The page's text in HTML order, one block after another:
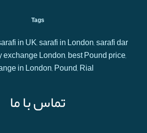
Tags
in UK, sarafi in London, sarafi dar
exchange London, best Pound price,
in London, Pound, Rial
تماس با ما